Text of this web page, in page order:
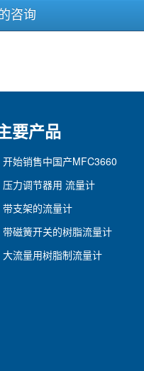
咨询
要产品
开始销售中国产MFC3660
压力调节器用 流量计
带支架的流量计
带磁簧开关的树脂流量计
大流量用树脂制流量计